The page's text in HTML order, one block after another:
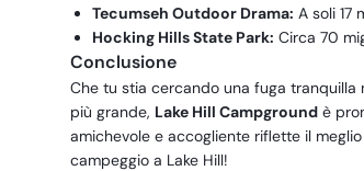
Tecumseh Outdoor Drama: A soli 17
Hocking Hills State Park: Circa 70
Conclusione
Che tu stia cercando una fuga tranquilla
più grande, Lake Hill Campground è
amichevole e accogliente riflette il
campeggio a Lake Hill!